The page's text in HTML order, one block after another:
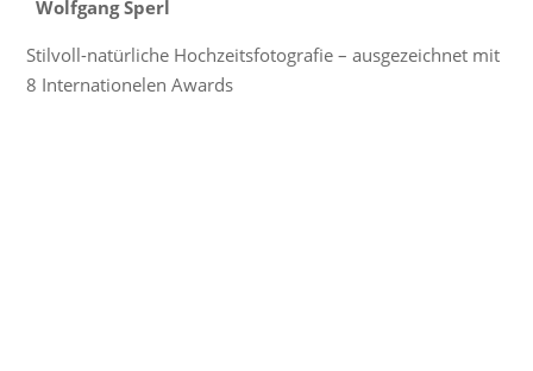
Wolfgang Sperl
Stilvoll-natürliche Hochzeitsfotografie – ausgezeichnet mit
8 Internationelen Awards